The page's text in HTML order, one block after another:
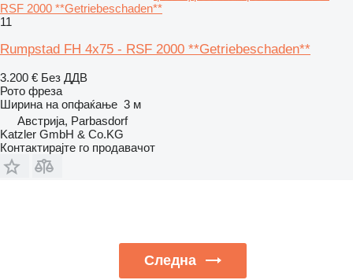
RSF 2000 **Getriebeschaden**
11
Rumpstad FH 4x75 - RSF 2000 **Getriebeschaden**
3.200 € Без ДДВ
Рото фреза
Ширина на опфаќање 3 м
Австрија, Parbasdorf
Katzler GmbH & Co.KG
Контактирајте го продавачот
Следна